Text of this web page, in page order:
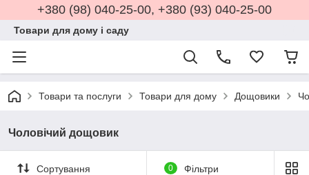
+380 (98) 040-25-00, +380 (93) 040-25-00
Товари для дому і саду
Товари та послуги Товари для дому Дощовики
Чоловічий дощовик
Сортування 0 Фільтри